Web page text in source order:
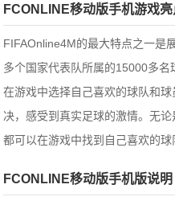
FCONLINE移动版手机游戏亮
FIFAOnline4M的最大特点之一是
多个国家代表队所属的15000多
在游戏中选择自己喜欢的球队和
决，感受到真实足球的激情。无
都可以在游戏中找到自己喜欢的球
FCONLINE移动版手机版说明